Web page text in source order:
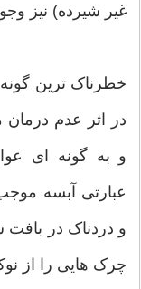
غیر شیرده) نیز
خطرناک ترین
در اثر عدم
و به گونه ای
عبارتی آبسه
و دردناک در بافت
چرک هایی را از